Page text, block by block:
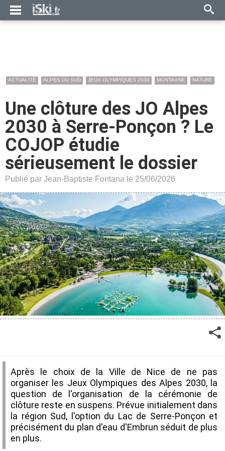
ACTUALITÉ ALPES DU SUD JEUX OLYMPIQUES 2030 MONTAGNE NATURE
Une clôture des JO Alpes
2030 à Serre-Ponçon ? Le
COJOP étudie
sérieusement le dossier
Publié par Jean-Baptiste Fontana le 25/06/2026
Après le choix de la Ville de Nice de ne pas
organiser les Jeux Olympiques des Alpes 2030, la
question de l'organisation de la cérémonie de
clôture reste en suspens. Prévue initialement dans
la région Sud, l'option du Lac de Serre-Ponçon et
précisément du plan d'eau d'Embrun séduit de plus
en plus.